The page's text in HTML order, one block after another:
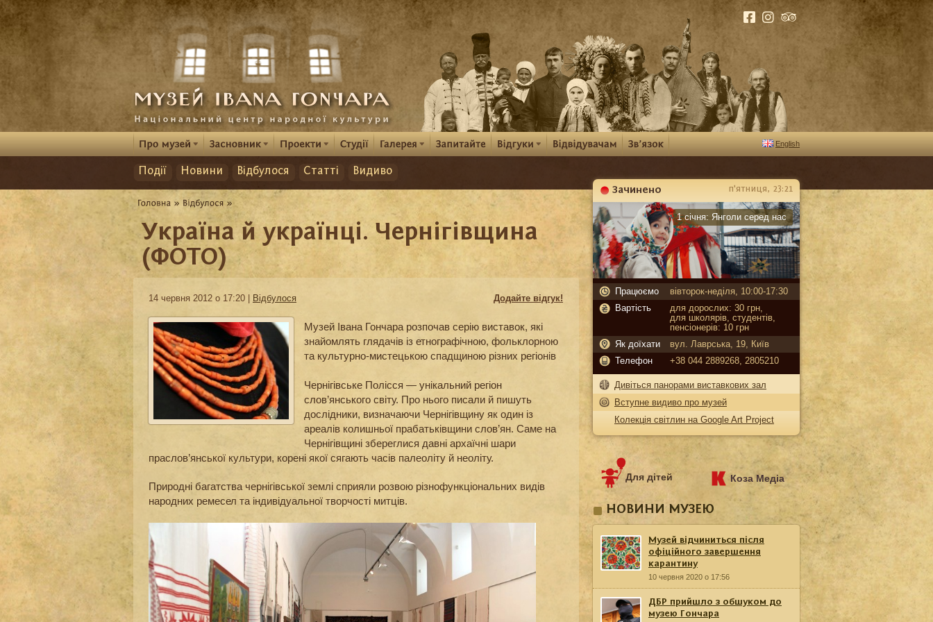
English
Події Новини Відбулося Статті Видиво
Україна й українці. Чернігівщина
(ФОТО)
14 червня 2012 о 17:20 | Відбулося Додайте відгук!
Музей Івана Гончара розпочав серію виставок, які
знайомлять глядачів із етнографічною, фольклорною
та культурно-мистецькою спадщиною різних регіонів
Чернігівське Полісся — унікальний регіон
слов’янського світу. Про нього писали й пишуть
дослідники, визначаючи Чернігівщину як один із
ареалів колишньої прабатьківщини слов’ян. Саме на
Чернігівщині збереглися давні архаїчні шари
праслов’янської культури, корені якої сягають часів палеоліту й неоліту.
Природні багатства чернігівської землі сприяли розвою різнофункціональних видів
народних ремесел та індивідуальної творчості митців.
Зачинено
Карантин
п'ятниця, 23:21
1 січня: Янголи серед нас
Працюємо
вівторок-неділя, 10:00-17:30
Вартість
для дорослих: 30 грн,
для школярів, студентів,
пенсіонерів: 10 грн
Як доїхати
вул. Лаврська, 19, Київ
Телефон
+38 044 2889268, 2805210
Дивіться панорами виставкових зал
Вступне видиво про музей
Колекція світлин на Google Art Project
Для дітей Коза Медіа
НОВИНИ МУЗЕЮ
Музей відчиниться після
офіційного завершення
карантину
10 червня 2020 о 17:56
ДБР прийшло з обшуком до
музею Гончара